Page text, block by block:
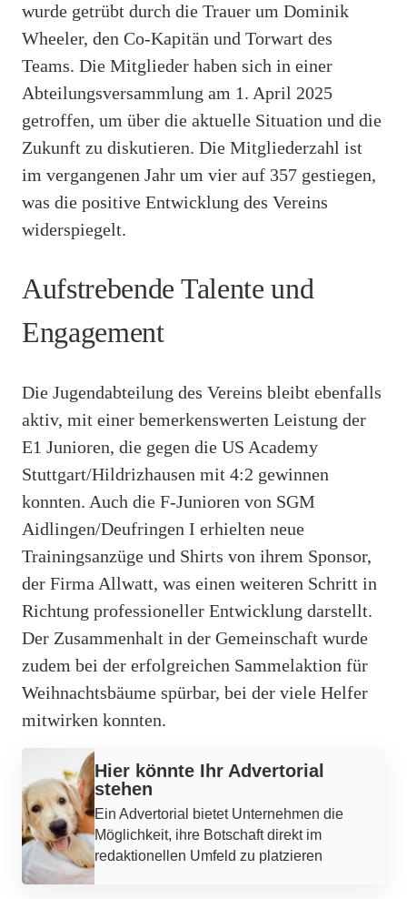
wurde getrübt durch die Trauer um Dominik
Wheeler, den Co-Kapitän und Torwart des
Teams. Die Mitglieder haben sich in einer
Abteilungsversammlung am 1. April 2025
getroffen, um über die aktuelle Situation und die
Zukunft zu diskutieren. Die Mitgliederzahl ist
im vergangenen Jahr um vier auf 357 gestiegen,
was die positive Entwicklung des Vereins
widerspiegelt.
Aufstrebende Talente und
Engagement
Die Jugendabteilung des Vereins bleibt ebenfalls
aktiv, mit einer bemerkenswerten Leistung der
E1 Junioren, die gegen die US Academy
Stuttgart/Hildrizhausen mit 4:2 gewinnen
konnten. Auch die F-Junioren von SGM
Aidlingen/Deufringen I erhielten neue
Trainingsanzüge und Shirts von ihrem Sponsor,
der Firma Allwatt, was einen weiteren Schritt in
Richtung professioneller Entwicklung darstellt.
Der Zusammenhalt in der Gemeinschaft wurde
zudem bei der erfolgreichen Sammelaktion für
Weihnachtsbäume spürbar, bei der viele Helfer
mitwirken konnten.
Hier könnte Ihr Advertorial
stehen
Ein Advertorial bietet Unternehmen die
Möglichkeit, ihre Botschaft direkt im
redaktionellen Umfeld zu platzieren